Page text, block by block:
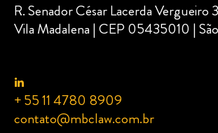
R. Senador César Lacerda Vergueiro
Vila Madalena | CEP 05435010 |
+ 55 11 4780 8909
contato@mbclaw.com.br